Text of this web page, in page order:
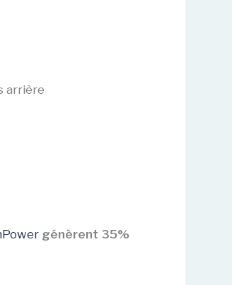
arrière
génèrent 35%